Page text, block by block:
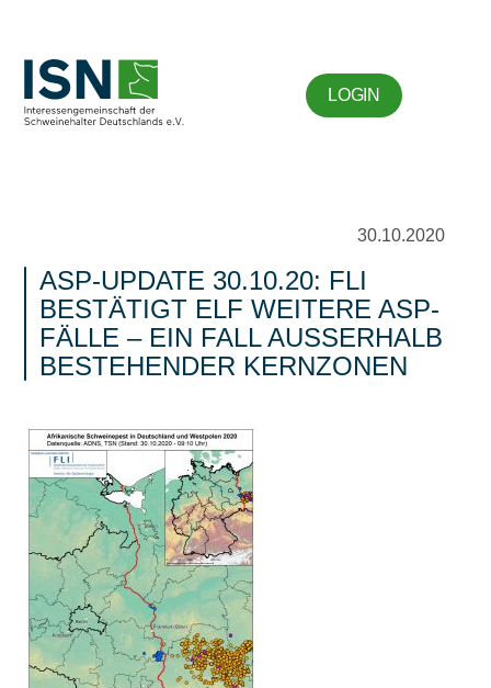
LOGIN
30.10.2020
ASP-UPDATE 30.10.20: FLI
BESTÄTIGT ELF WEITERE ASP-
FÄLLE – EIN FALL AUSSERHALB B
ESTEHENDER KERNZONEN